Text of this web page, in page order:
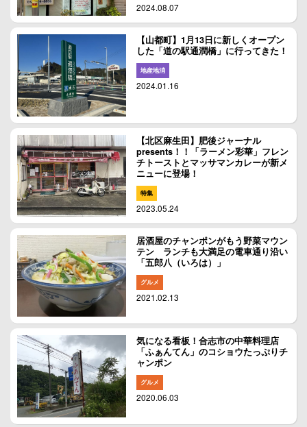
2024.08.07
【山都町】1月13日に新しくオープン
した「道の駅通潤橋」に行ってきた！
地産地消
2024.01.16
【北区麻生田】肥後ジャーナル
presents！！「ラーメン彩華」フレン
チトーストとマッサマンカレーが新メ
ニューに登場！
特集
2023.05.24
居酒屋のチャンポンがもう野菜マウン
テン ランチも大満足の電車通り沿い
「五郎八（いろは）」
グルメ
2021.02.13
気になる看板！合志市の中華料理店
「ふぁんてん」のコショウたっぷりチ
ャンポン
グルメ
2020.06.03